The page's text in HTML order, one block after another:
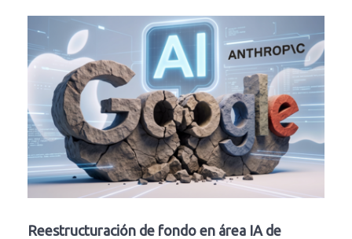
Reestructuración de fondo en área IA de